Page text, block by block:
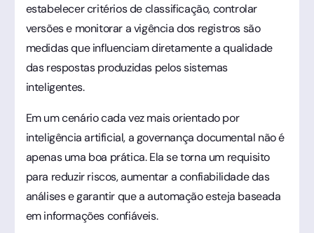
estabelecer critérios de classificação, controlar
versões e monitorar a vigência dos registros são
medidas que influenciam diretamente a qualidade
das respostas produzidas pelos sistemas
inteligentes.
Em um cenário cada vez mais orientado por
inteligência artificial, a governança documental não é
apenas uma boa prática. Ela se torna um requisito
para reduzir riscos, aumentar a confiabilidade das
análises e garantir que a automação esteja baseada
em informações confiáveis.